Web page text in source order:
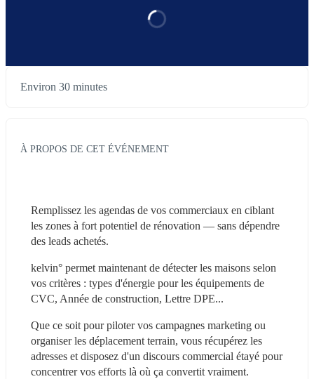
Environ 30 minutes
À PROPOS DE CET ÉVÉNEMENT
Remplissez les agendas de vos commerciaux en ciblant
les zones à fort potentiel de rénovation — sans dépendre
des leads achetés.
kelvin° permet maintenant de détecter les maisons selon
vos critères : types d'énergie pour les équipements de
CVC, Année de construction, Lettre DPE...
Que ce soit pour piloter vos campagnes marketing ou
organiser les déplacement terrain, vous récupérez les
adresses et disposez d'un discours commercial étayé pour
concentrer vos efforts là où ça convertit vraiment.